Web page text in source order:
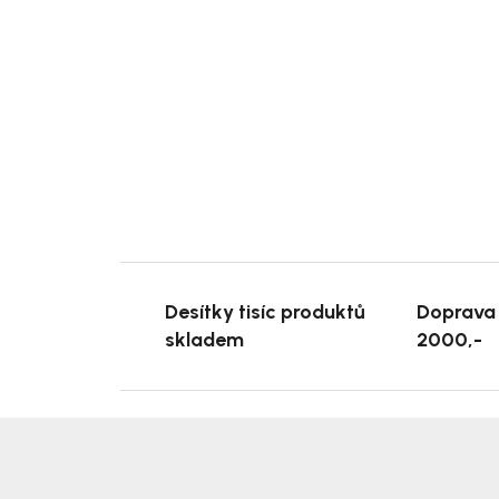
Desítky tisíc produktů
skladem
2000,-